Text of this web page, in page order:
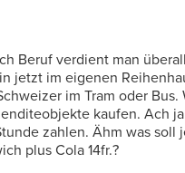
Beruf verdient man
jetzt im eigenen
im Tram oder
kaufen. Ach
zahlen. Ähm was soll
plus Cola 14fr.?